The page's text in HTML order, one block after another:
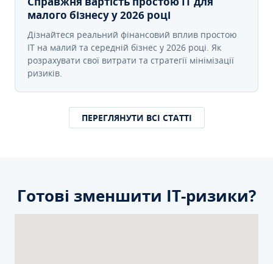
малого бізнесу у 2026 році
Дізнайтеся реальний фінансовий вплив простою
IT на малий та середній бізнес у 2026 році. Як
розрахувати свої витрати та стратегії мінімізації
ризиків.
ПЕРЕГЛЯНУТИ ВСІ СТАТТІ
Готові зменшити ІТ-ризики?